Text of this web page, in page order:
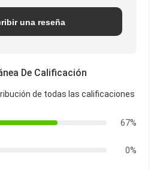
una reseña
De Calificación
de todas las calificaciones
67%
0%